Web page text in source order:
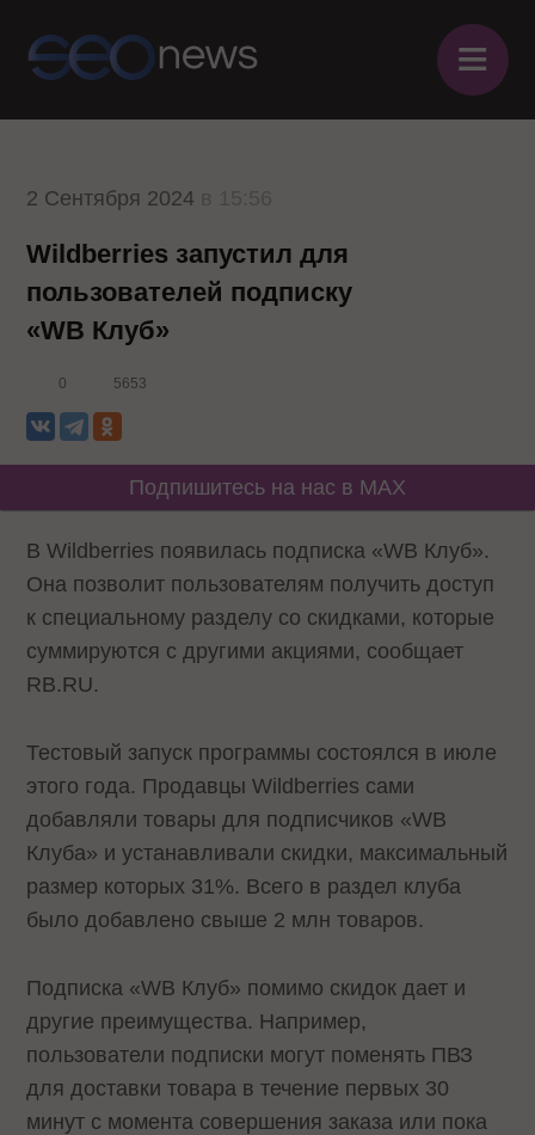
≡
2 Сентября 2024
Wildberries запустил для
пользователей подписку
«WB Клуб»
0 5653
Подпишитесь на нас в MAX
В Wildberries появилась подписка «WB Клуб».
Она позволит пользователям получить доступ
к специальному разделу со скидками, которые
суммируются с другими акциями, сообщает
RB.RU.
Тестовый запуск программы состоялся в июле
этого года. Продавцы Wildberries сами
добавляли товары для подписчиков «WB
Клуба» и устанавливали скидки, максимальный
размер которых 31%. Всего в раздел клуба
было добавлено свыше 2 млн товаров.
Подписка «WB Клуб» помимо скидок дает и
другие преимущества. Например,
пользователи подписки могут поменять ПВЗ
для доставки товара в течение первых 30
минут с момента совершения заказа или пока